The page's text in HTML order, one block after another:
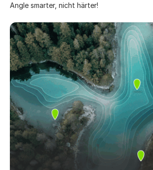
Angle smarter, nicht härter!